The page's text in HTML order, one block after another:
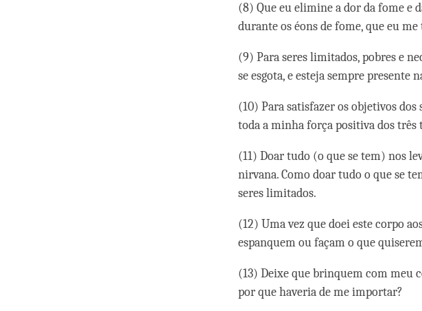
(8) Que eu elimine a dor da fome e
durante os éons de fome, que eu
(9) Para seres limitados, pobres e
se esgota, e esteja sempre presente
(10) Para satisfazer os objetivos
toda a minha força positiva dos três
(11) Doar tudo (o que se tem) nos
nirvana. Como doar tudo o que se
seres limitados.
(12) Uma vez que doei este corpo
espanquem ou façam o que
(13) Deixe que brinquem com meu
por que haveria de me importar?